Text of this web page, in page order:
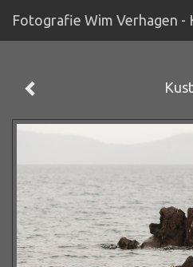
Fotografie Wim Verhagen -
Kust